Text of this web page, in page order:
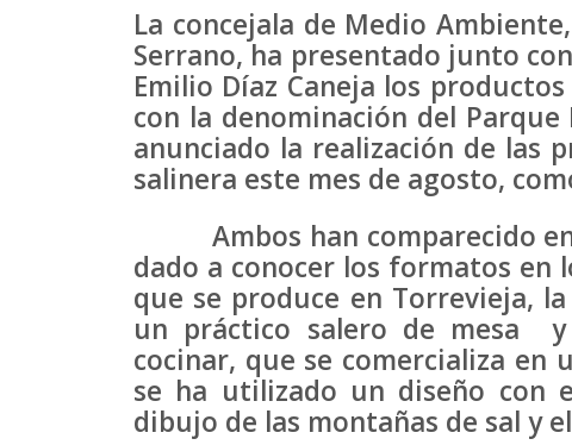
La concejala de Medio
Serrano, ha presentado junto
Emilio Díaz Caneja los
con la denominación del
anunciado la realización de las
salinera este mes de agosto,
Ambos han comparecido en
dado a conocer los formatos en
que se produce en Torrevieja,
un práctico salero de mesa y
cocinar, que se comercializa en
se ha utilizado un diseño con
dibujo de las montañas de sal y